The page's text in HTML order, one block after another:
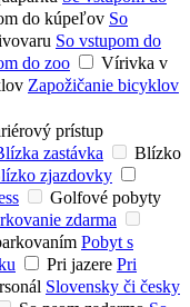
do kúpeľov So
So vstupom do
do zoo
Vírivka v
Zapožičanie bicyklov
prístup
zastávka
Blízko
zjazdovky
Golfové pobyty
zdarma
Pobyt s
Pri jazere Pri
Slovensky či česky